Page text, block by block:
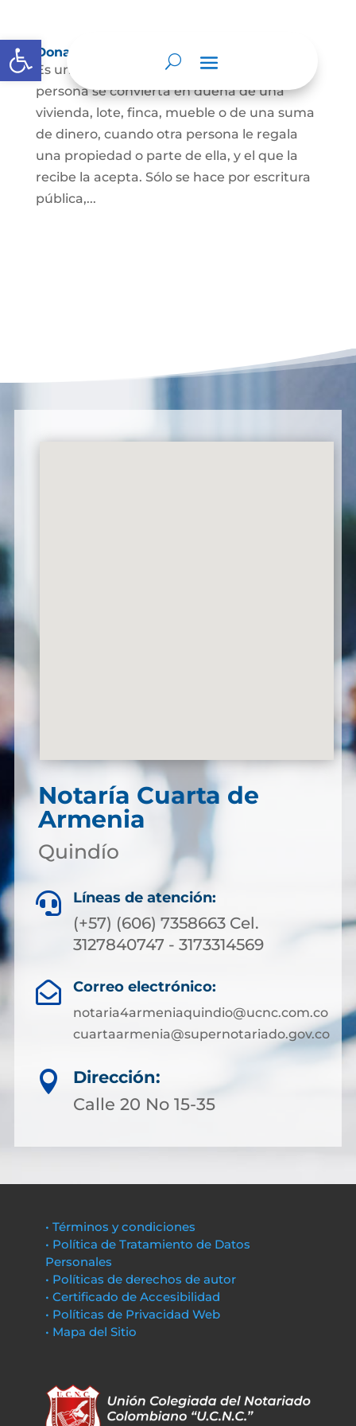
Abrir barra de herramientas
Donación
Es uno de los contratos cuyo fin es que una
persona se convierta en dueña de una
vivienda, lote, finca, mueble o de una suma
de dinero, cuando otra persona le regala
una propiedad o parte de ella, y el que la
recibe la acepta. Sólo se hace por escritura
pública,...
Notaría Cuarta de
Armenia
Quindío
 Líneas de atención:
(+57) (606) 7358663 Cel.
3127840747 - 3173314569
 Correo electrónico:
notaria4armeniaquindio@ucnc.com.co
cuartaarmenia@supernotariado.gov.co

Dirección:
Calle 20 No 15-35
• Términos y condiciones
• Política de Tratamiento de Datos
Personales
• Políticas de derechos de autor
• Certificado de Accesibilidad
• Políticas de Privacidad Web
• Mapa del Sitio